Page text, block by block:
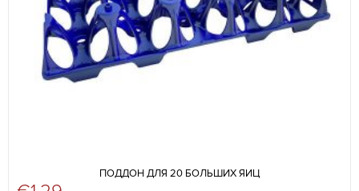
ПОДДОН ДЛЯ 20 БОЛЬШИХ ЯИЦ